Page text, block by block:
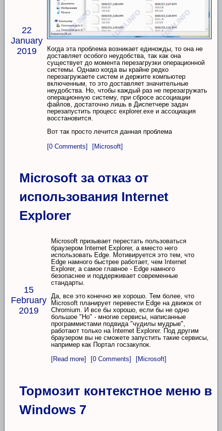
22
January
2019
Когда эта проблема возникает единожды, то она не
доставляет особого неудобства, так как она
существует до момента перезагрузки операционной
системы. Однако когда вы крайне редко
перезагружаете систем и держите компьютер
включенным, то это доставляет значительные
неудобства. Но, чтобы каждый раз не перезагружать
операционную систему, при сбросе ассоциации
файлов, достаточно лишь в Диспетчере задач
перезапустить процесс explorer.exe и ассоциация
восстановится.
Вот так просто лечится данная проблема
[0 Comments]
[Microsoft]
Microsoft за отказ от
использования Internet
Explorer
15
February
2019
Microsoft призывает перестать пользоваться
браузером Internet Explorer, а вместо него
использовать Edge. Мотивируется это тем, что
Edge намного быстрее работает, чем Internet
Explorer, а самое главное - Edge намного
безопаснее и поддерживает современные
стандарты.
Да, все это конечно же хорошо. Тем более, что
Microsoft планирует перевести Edge на движок от
Chromium. И все бы хорошо, если бы не одно
большое "Но" - многие сервисы, написанные
программистами подвида "чудилы мудрые",
работают только на Internet Explorer. Под другим
браузером вы не сможете запустить такие сервисы,
например как Портал госзакупок.
[Read more]
[0 Comments] [Microsoft]
Тормозит контекстное меню в
Windows 7